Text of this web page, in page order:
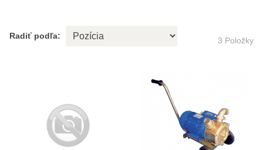
Radiť podľa: 3 Položky